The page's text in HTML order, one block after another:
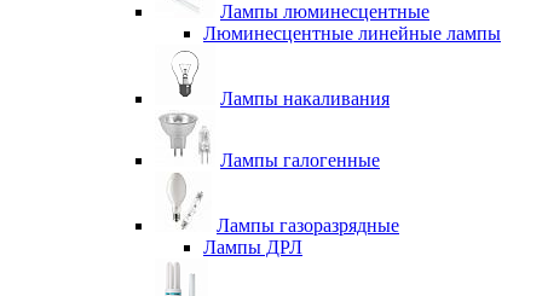
Лампы люминесцентные
Люминесцентные линейные лампы
Лампы накаливания
Лампы галогенные
Лампы газоразрядные
Лампы ДРЛ